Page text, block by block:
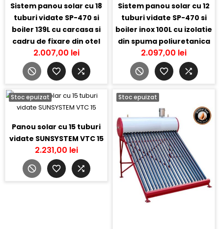
Sistem panou solar cu 18
tuburi vidate SP-470 si
boiler 139L cu carcasa si
cadru de fixare din otel
2.007,00 lei
Sistem panou solar cu 12
tuburi vidate SP-470 si
boiler inox 100L cu izolatie
din spuma poliuretanica
2.097,00 lei
Stoc epuizat
Panou solar cu 15 tuburi
vidate SUNSYSTEM VTC 15
2.231,00 lei
Stoc epuizat